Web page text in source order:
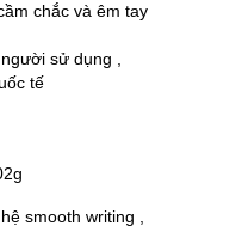
chắc và êm tay
sử dụng ,
tế
smooth writing ,